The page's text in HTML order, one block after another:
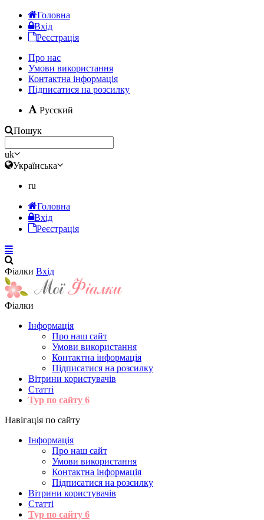
Головна
Вхід
Реєстрація
Про нас
Умови використання
Контактна інформація
Підписатися на розсилку
Русский
Пошук
uk
Українська
ru
Головна
Вхід
Реєстрація
Фіалки Вхід
Фіалки
Інформація
Про наш сайт
Умови використання
Контактна інформація
Підписатися на розсилку
Вітрини користувачів
Статті
Тур по сайту 6
Навігація по сайту
Інформація
Про наш сайт
Умови використання
Контактна інформація
Підписатися на розсилку
Вітрини користувачів
Статті
Тур по сайту 6